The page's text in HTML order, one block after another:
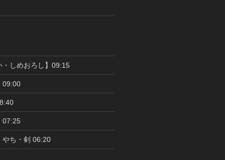
しめおろし】09:15
09:00
07:25
やち・剣 06:20